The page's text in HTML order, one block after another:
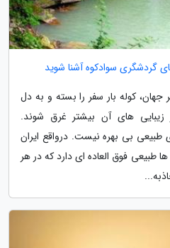
گردشگری سوادکوه آشنا شوید
جهان، کوله بار سفر را بسته و به دل
زیبایی های آن بیشتر غرق شوند.
طبیعی بی بهره نیست. درواقع ایران
فوق العاده ای دارد که در هر